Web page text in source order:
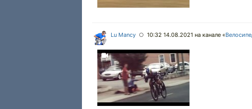
Lu Mancy ○ 10:32 14.08.2021 на канале «